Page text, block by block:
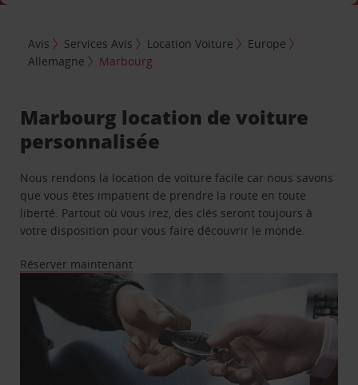
Avis Services Avis Location Voiture
Europe
Allemagne
Marbourg
Marbourg location de voiture
personnalisée
Nous rendons la location de voiture facile car nous savons
que vous êtes impatient de prendre la route en toute
liberté. Partout où vous irez, des clés seront toujours à
votre disposition pour vous faire découvrir le monde.
Réserver maintenant